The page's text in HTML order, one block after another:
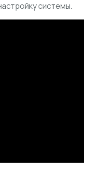
системы.